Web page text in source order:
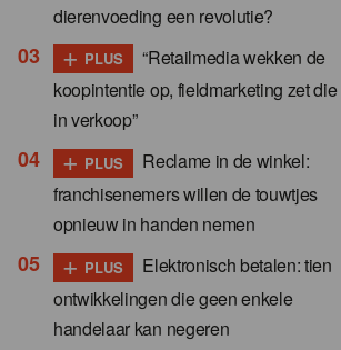
dierenvoeding een revolutie?
+ PLUS
“Retailmedia wekken de
koopintentie op, fieldmarketing zet
in verkoop”
+ PLUS
Reclame in de winkel:
franchisenemers willen de touwtjes
opnieuw in handen nemen
+ PLUS
Elektronisch betalen: tien
ontwikkelingen die geen enkele
handelaar kan negeren